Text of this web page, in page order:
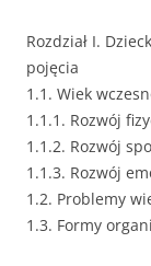
Rozdział I.
pojęcia
1.1. Wiek
1.1.1. Rozwój
1.1.2. Rozwój
1.1.3. Rozwój
1.2. Problemy
1.3. Formy